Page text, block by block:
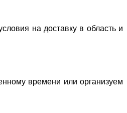
на доставку в область и
времени или организуем